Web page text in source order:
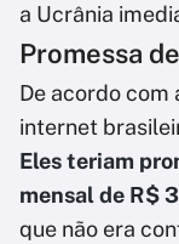
a Ucrânia
Promessa
De acordo com
internet
Eles teriam
mensal de R$
que não era